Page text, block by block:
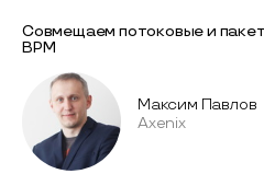
Совмещаем потоковые и
BPM
Максим Павлов
Axenix